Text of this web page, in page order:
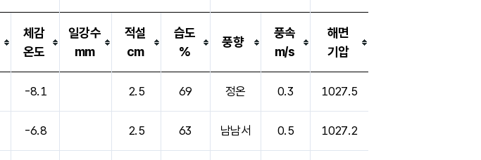
체감
온도
일강수
mm
적설
cm
습도
%
풍향
풍속
m/s
해면
기압
-8.1 2.5 69 정온 0.3 1027.5
-6.8 2.5 63 남남서 0.5 1027.2